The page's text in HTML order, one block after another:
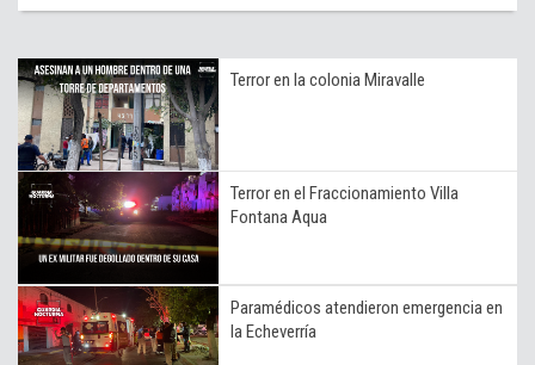
Terror en la colonia Miravalle
Terror en el Fraccionamiento Villa
Fontana Aqua
Paramédicos atendieron emergencia en
la Echeverría